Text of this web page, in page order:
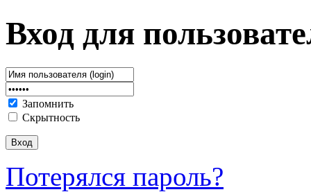
Вход для
Запомнить
Скрытность
Потерялся пароль?